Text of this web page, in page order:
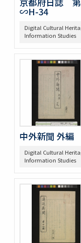
∽H-34
Digital Cultural
Information Studies
中外新聞 外
Digital Cultural
Information Studies